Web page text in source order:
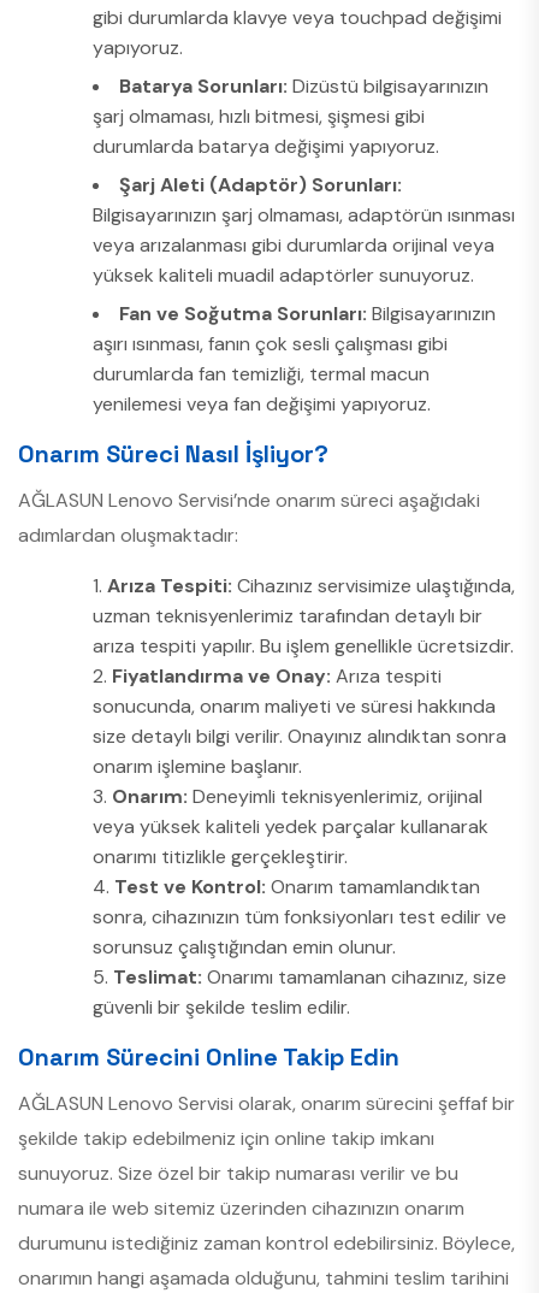
gibi durumlarda klavye veya touchpad değişimi
yapıyoruz.
Batarya Sorunları: Dizüstü bilgisayarınızın
şarj olmaması, hızlı bitmesi, şişmesi gibi
durumlarda batarya değişimi yapıyoruz.
Şarj Aleti (Adaptör) Sorunları:
Bilgisayarınızın şarj olmaması, adaptörün ısınması
veya arızalanması gibi durumlarda orijinal veya
yüksek kaliteli muadil adaptörler sunuyoruz.
Fan ve Soğutma Sorunları: Bilgisayarınızın
aşırı ısınması, fanın çok sesli çalışması gibi
durumlarda fan temizliği, termal macun
yenilemesi veya fan değişimi yapıyoruz.
Onarım Süreci Nasıl İşliyor?
AĞLASUN Lenovo Servisi’nde onarım süreci aşağıdaki
adımlardan oluşmaktadır:
Arıza Tespiti: Cihazınız servisimize ulaştığında,
uzman teknisyenlerimiz tarafından detaylı bir
arıza tespiti yapılır. Bu işlem genellikle ücretsizdir.
Fiyatlandırma ve Onay: Arıza tespiti
sonucunda, onarım maliyeti ve süresi hakkında
size detaylı bilgi verilir. Onayınız alındıktan sonra
onarım işlemine başlanır.
Onarım: Deneyimli teknisyenlerimiz, orijinal
veya yüksek kaliteli yedek parçalar kullanarak
onarımı titizlikle gerçekleştirir.
Test ve Kontrol: Onarım tamamlandıktan
sonra, cihazınızın tüm fonksiyonları test edilir ve
sorunsuz çalıştığından emin olunur.
Teslimat: Onarımı tamamlanan cihazınız, size
güvenli bir şekilde teslim edilir.
Onarım Sürecini Online Takip Edin
AĞLASUN Lenovo Servisi olarak, onarım sürecini şeffaf bir
şekilde takip edebilmeniz için online takip imkanı
sunuyoruz. Size özel bir takip numarası verilir ve bu
numara ile web sitemiz üzerinden cihazınızın onarım
durumunu istediğiniz zaman kontrol edebilirsiniz. Böylece,
onarımın hangi aşamada olduğunu, tahmini teslim tarihini